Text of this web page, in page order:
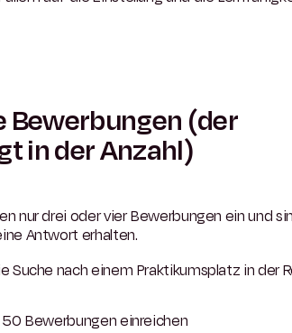
Bewerbungen (der
in der Anzahl)
nur drei oder vier Bewerbungen ein und
Antwort erhalten.
Suche nach einem Praktikumsplatz in der
Bewerbungen einreichen